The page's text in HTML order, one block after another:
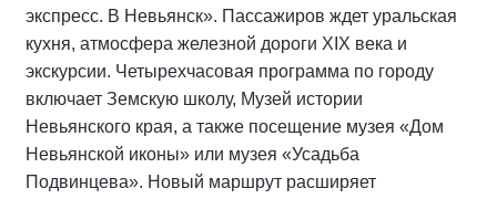
экспресс. В Невьянск». Пассажиров ждет уральская
кухня, атмосфера железной дороги XIX века и
экскурсии. Четырехчасовая программа по городу
включает Земскую школу, Музей истории
Невьянского края, а также посещение музея «Дом
Невьянской иконы» или музея «Усадьба
Подвинцева». Новый маршрут расширяет